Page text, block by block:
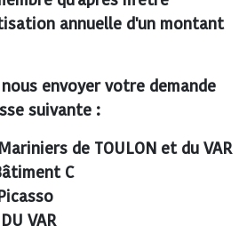
annuelle d'un montant
envoyer votre demande
suivante :
de TOULON et du VAR
C
VAR